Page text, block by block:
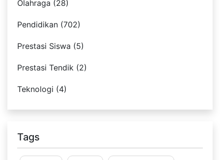
Olahraga (28)
Pendidikan (702)
Prestasi Siswa (5)
Prestasi Tendik (2)
Teknologi (4)
Tags